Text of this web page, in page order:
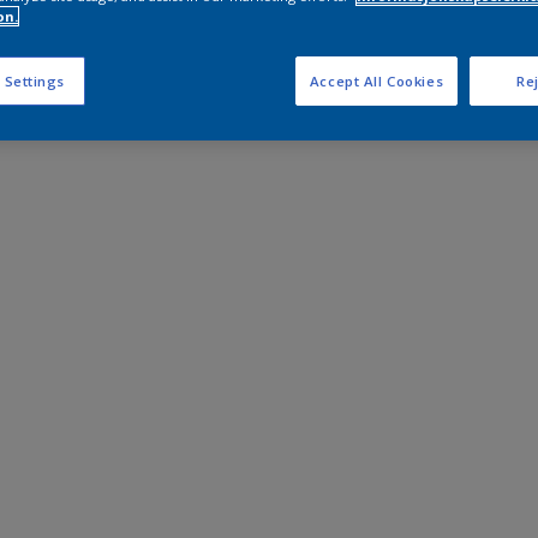
Settings Accept All Cookies